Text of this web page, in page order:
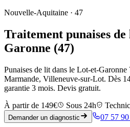
Nouvelle-Aquitaine · 47
Traitement punaises
Garonne (47)
Punaises de lit dans le Lot-et-
Marmande, Villeneuve-sur-Lot. Dès
garantie 3 mois. Devis gratuit.
À partir de 149€
Sous 24h
Demander un diagnostic 07 57